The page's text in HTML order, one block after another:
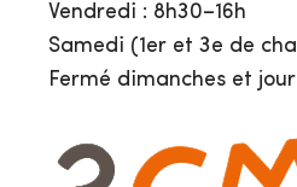
Vendredi : 8h30–16h
Samedi (1er et 3e de
Fermé dimanches et